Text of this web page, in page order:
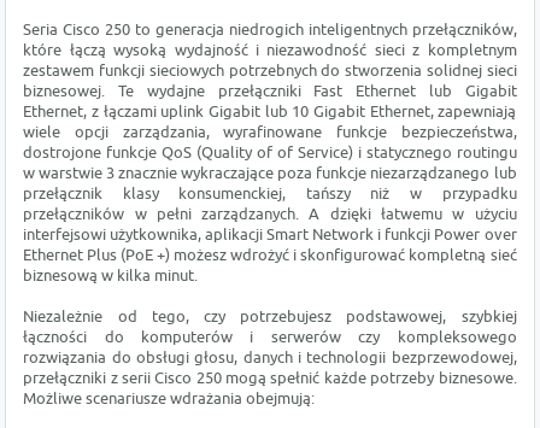
Seria Cisco 250 to generacja niedrogich inteligentnych przełączników,
które łączą wysoką wydajność i niezawodność sieci z kompletnym
zestawem funkcji sieciowych potrzebnych do stworzenia solidnej sieci
biznesowej. Te wydajne przełączniki Fast Ethernet lub Gigabit
Ethernet, z łączami uplink Gigabit lub 10 Gigabit Ethernet, zapewniają
wiele opcji zarządzania, wyrafinowane funkcje bezpieczeństwa,
dostrojone funkcje QoS (Quality of of Service) i statycznego routingu
w warstwie 3 znacznie wykraczające poza funkcje niezarządzanego lub
przełącznik klasy konsumenckiej, tańszy niż w przypadku
przełączników w pełni zarządzanych. A dzięki łatwemu w użyciu
interfejsowi użytkownika, aplikacji Smart Network i funkcji Power over
Ethernet Plus (PoE +) możesz wdrożyć i skonfigurować kompletną sieć
biznesową w kilka minut.
Niezależnie od tego, czy potrzebujesz podstawowej, szybkiej
łączności do komputerów i serwerów czy kompleksowego
rozwiązania do obsługi głosu, danych i technologii bezprzewodowej,
przełączniki z serii Cisco 250 mogą spełnić każde potrzeby biznesowe.
Możliwe scenariusze wdrażania obejmują: